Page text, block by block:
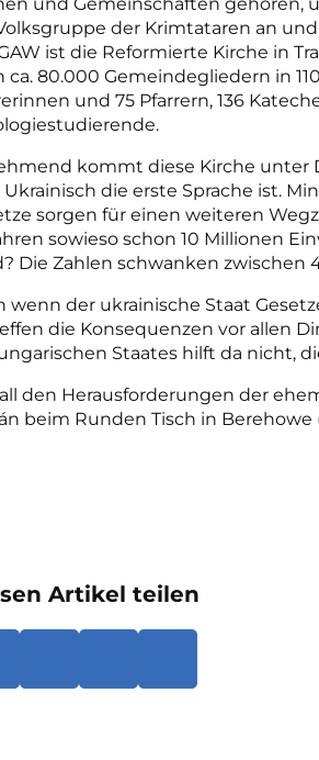
der Krimtataren an
ist die Reformierte Kirche in
ca. 80.000 Gemeindegliedern in
und 75 Pfarrern, 136
kommt diese Kirche unter
Ukrainisch die erste Sprache ist.
sorgen für einen weiteren
sowieso schon 10 Millionen
Die Zahlen schwanken zwischen
wenn der ukrainische Staat
die Konsequenzen vor allen
Staates hilft da nicht,
den Herausforderungen der
beim Runden Tisch in Berehowe
Artikel teilen